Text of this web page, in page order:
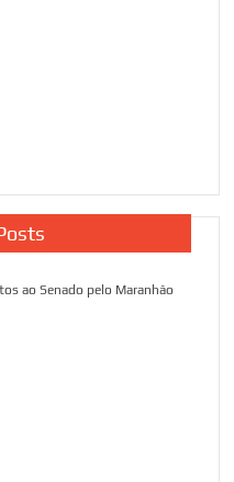
ao Senado pelo Maranhão